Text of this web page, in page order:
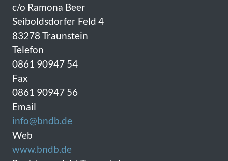
c/o Ramona Beer
Seiboldsdorfer Feld 4
83278 Traunstein
Telefon
0861 90947 54
Fax
0861 90947 56
Email
info@bndb.de
Web
www.bndb.de